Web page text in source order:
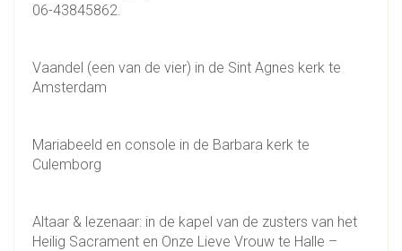
06-43845862.
Vaandel (een van de vier) in de Sint Agnes kerk te
Amsterdam
Mariabeeld en console in de Barbara kerk te
Culemborg
Altaar & lezenaar: in de kapel van de zusters van het
Heilig Sacrament en Onze Lieve Vrouw te Halle –